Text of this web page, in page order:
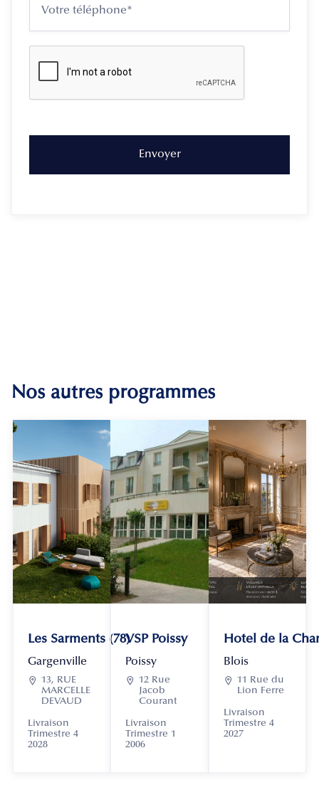
Nos autres programmes
Les Sarments (78)
Gargenville
 13, RUE
MARCELLE
DEVAUD
Livraison
Trimestre 4
2028
VSP Poissy
Poissy
 12 Rue
Jacob
Courant
Livraison
Trimestre 1
2006
Hotel de la
Blois
 11 Rue du
Lion Ferre
Livraison
Trimestre 4
2027